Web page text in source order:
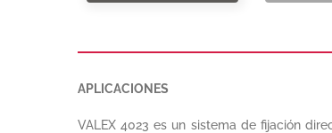
APLICACIONES
VALEX 4023 es un sistema de fijación